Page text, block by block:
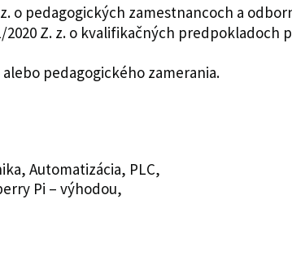
o pedagogických zamestnancoch a
2020 Z. z. o kvalifikačných
pedagogického zamerania.
Automatizácia, PLC,
Pi – výhodou,